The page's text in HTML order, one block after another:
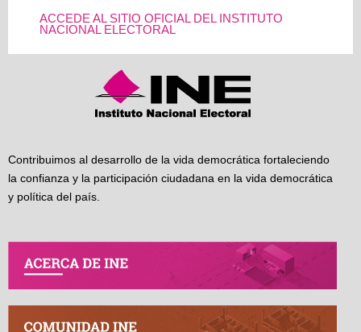
ACCEDE AL SITIO OFICIAL DEL INSTITUTO
NACIONAL ELECTORAL
Contribuimos al desarrollo de la vida democrática fortaleciendo
la confianza y la participación ciudadana en la vida democrática
y política del país.